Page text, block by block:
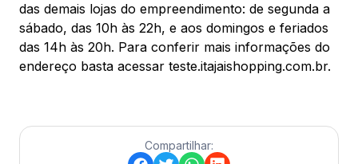
das demais lojas do empreendimento: de segunda a
sábado, das 10h às 22h, e aos domingos e feriados
das 14h às 20h. Para conferir mais informações do
endereço basta acessar teste.itajaishopping.com.br.
Compartilhar: